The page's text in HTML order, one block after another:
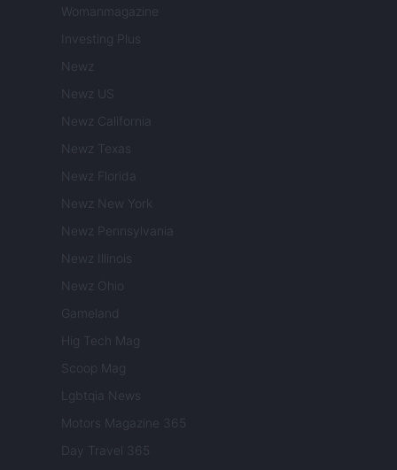
Womanmagazine
Investing Plus
Newz
Newz US
Newz California
Newz Texas
Newz Florida
Newz New York
Newz Pennsylvania
Newz Illinois
Newz Ohio
Gameland
Hig Tech Mag
Scoop Mag
Lgbtqia News
Motors Magazine 365
Day Travel 365